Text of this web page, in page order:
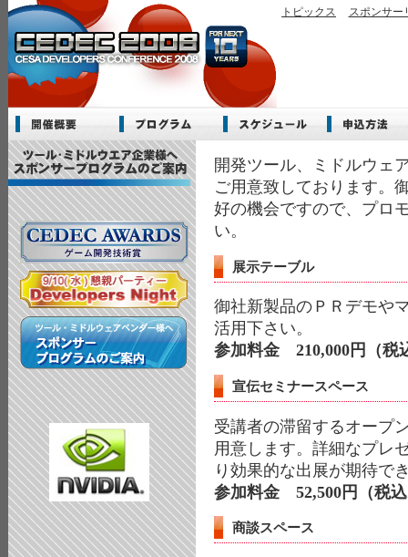
トピックス スポンサー
開発ツール、ミドルウェ
ご用意致しております。
好の機会ですので、プロ
い。
展示テーブル
御社新製品のＰＲデモや
活用下さい。
参加料金 210,000円（税
宣伝セミナースペース
受講者の滞留するオープ
用意します。詳細なプレ
り効果的な出展が期待で
参加料金 52,500円（税
商談スペース